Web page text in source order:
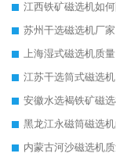
江西铁矿磁选机如
苏州干选磁选机厂家
上海湿式磁选机质量
江苏干选筒式磁选机
安徽水选褐铁矿磁
内蒙古河沙磁选机